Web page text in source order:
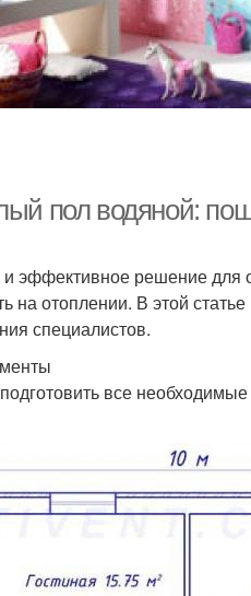
пол водяной:
эффективное решение для
на отоплении. В этой
специалистов.
все